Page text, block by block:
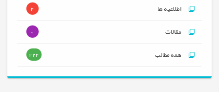
اطلاعیه ها 4
مقالات 0
همه مطالب 224